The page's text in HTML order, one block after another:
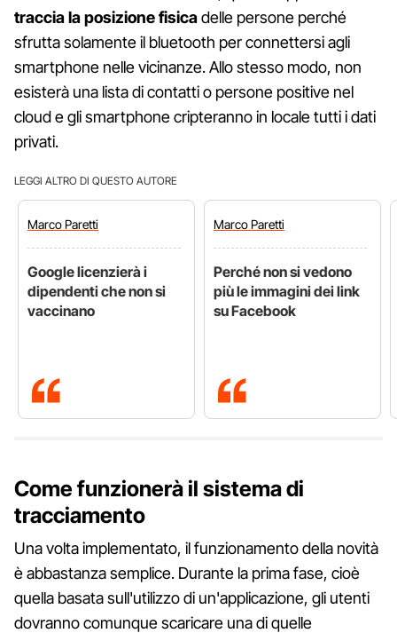
traccia la posizione fisicadelle persone perché
sfrutta solamente il bluetooth per connettersi agli
smartphone nelle vicinanze. Allo stesso modo, non
esisterà una lista di contatti o persone positive nel
cloud e gli smartphone cripteranno in locale tutti i dati
privati.
LEGGI ALTRO DI QUESTO AUTORE
MarcoParetti
Google licenzierà i
dipendenti che non si
vaccinano
MarcoParetti
Perché non si vedono
più le immagini dei link
su Facebook
Come funzionerà il sistema di
tracciamento
Una volta implementato, il funzionamento della novità
è abbastanza semplice. Durante la prima fase, cioè
quella basata sull'utilizzo di un'applicazione, gli utenti
dovranno comunque scaricare una di quelle